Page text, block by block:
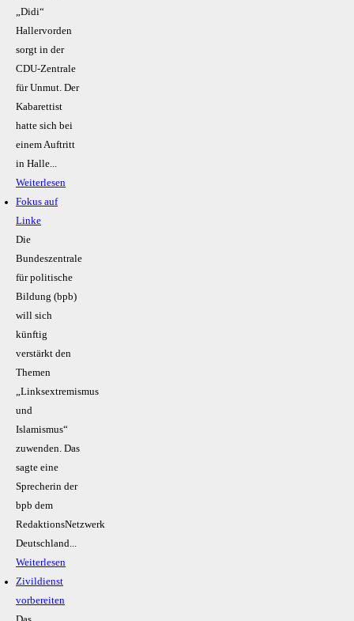
„Didi“
Hallervorden
sorgt in der
CDU-Zentrale
für Unmut. Der
Kabarettist
hatte sich bei
einem Auftritt
in Halle...
Weiterlesen
Fokus auf
Linke
Die
Bundeszentrale
für politische
Bildung (bpb)
will sich
künftig
verstärkt den
Themen
„Linksextremismus
und
Islamismus“
zuwenden. Das
sagte eine
Sprecherin der
bpb dem
RedaktionsNetzwerk
Deutschland...
Weiterlesen
Zivildienst
vorbereiten